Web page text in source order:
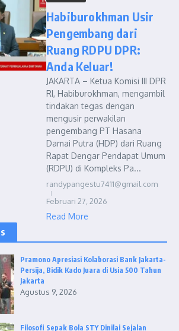
Habiburokhman Usir
Pengembang dari
Ruang RDPU DPR:
Anda Keluar!
JAKARTA – Ketua Komisi III DPR
RI, Habiburokhman, mengambil
tindakan tegas dengan
mengusir perwakilan
pengembang PT Hasana
Damai Putra (HDP) dari Ruang
Rapat Dengar Pendapat Umum
(RDPU) di Kompleks Pa...
randypangestu7411@gmail.com
Februari 27, 2026
Read More
Pramono Apresiasi Kolaborasi Bank Jakarta-
Persija, Bidik Kado Juara di Usia 500 Tahun
Jakarta
Agustus 9, 2026
Filosofi Sepak Bola STY Dinilai Sejalan